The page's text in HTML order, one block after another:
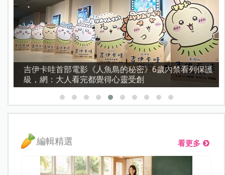
資優教育15問！師鐸獎名師陳宥妤：資優教育的核心，
不是成績而是讀懂孩子的心理準備度
編輯精選 看更多